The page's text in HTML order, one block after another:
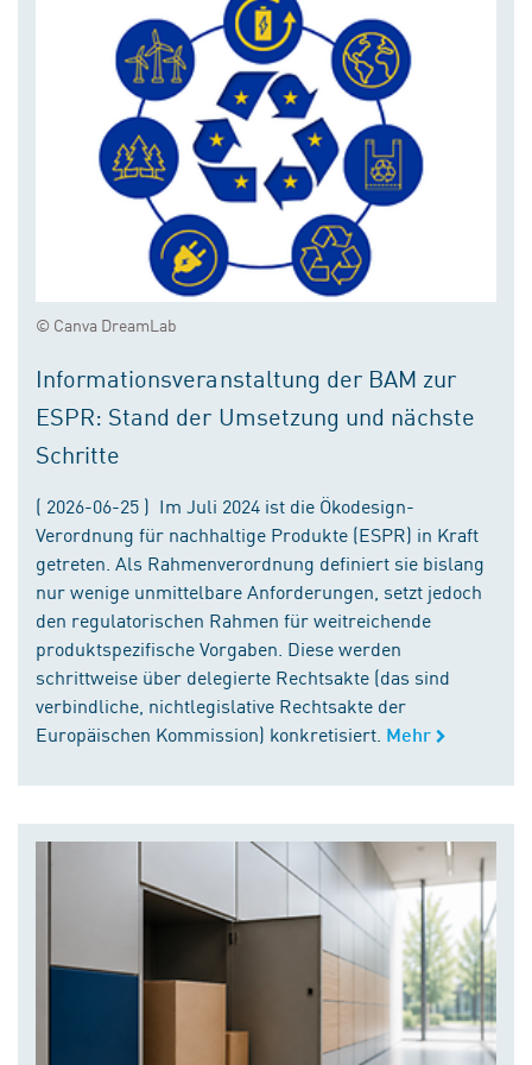
© Canva DreamLab
Informationsveranstaltung der BAM zur
ESPR: Stand der Umsetzung und nächste
Schritte
( 2026-06-25 ) Im Juli 2024 ist die Ökodesign-
Verordnung für nachhaltige Produkte (ESPR) in Kraft
getreten. Als Rahmenverordnung definiert sie bislang
nur wenige unmittelbare Anforderungen, setzt jedoch
den regulatorischen Rahmen für weitreichende
produktspezifische Vorgaben. Diese werden
schrittweise über delegierte Rechtsakte (das sind
verbindliche, nichtlegislative Rechtsakte der
Europäischen Kommission) konkretisiert. Mehr